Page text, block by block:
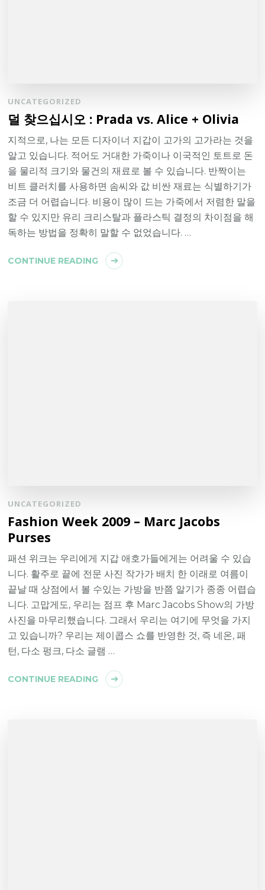
UNCATEGORIZED
덜 찾으십시오 : Prada vs. Alice + Olivia
지적으로, 나는 모든 디자이너 지갑이 고가의 고가라는 것을
알고 있습니다. 적어도 거대한 가죽이나 이국적인 토트로 돈
을 물리적 크기와 물건의 재료로 볼 수 있습니다. 반짝이는
비트 클러치를 사용하면 솜씨와 값 비싼 재료는 식별하기가
조금 더 어렵습니다. 비용이 많이 드는 가죽에서 저렴한 말을
할 수 있지만 유리 크리스탈과 플라스틱 결정의 차이점을 해
독하는 방법을 정확히 말할 수 없었습니다. …
CONTINUE READING
UNCATEGORIZED
Fashion Week 2009 – Marc Jacobs
Purses
패션 위크는 우리에게 지갑 애호가들에게는 어려울 수 있습
니다. 활주로 끝에 전문 사진 작가가 배치 한 이래로 여름이
끝날 때 상점에서 볼 수있는 가방을 반쯤 알기가 종종 어렵습
니다. 고맙게도, 우리는 점프 후 Marc Jacobs Show의 가방
사진을 마무리했습니다. 그래서 우리는 여기에 무엇을 가지
고 있습니까? 우리는 제이콥스 쇼를 반영한 ​​것, 즉 네온, 패
턴, 다소 펑크, 다소 글램 …
CONTINUE READING